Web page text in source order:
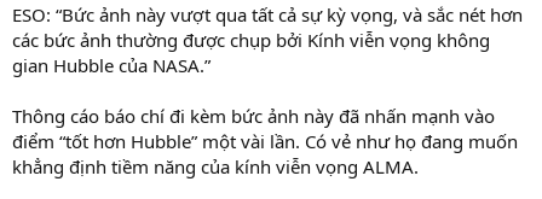
ESO: “Bức ảnh này vượt qua tất cả sự kỳ vọng, và sắc nét hơn
các bức ảnh thường được chụp bởi Kính viễn vọng không
gian Hubble của NASA.”
Thông cáo báo chí đi kèm bức ảnh này đã nhấn mạnh vào
điểm “tốt hơn Hubble” một vài lần. Có vẻ như họ đang muốn
khẳng định tiềm năng của kính viễn vọng ALMA.